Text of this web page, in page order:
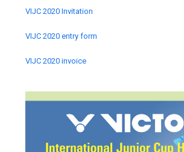
VIJC 2020 Invitation
VIJC 2020 entry form
VIJC 2020 invoice